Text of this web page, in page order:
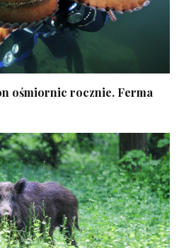
ośmiornic rocznie. Ferma